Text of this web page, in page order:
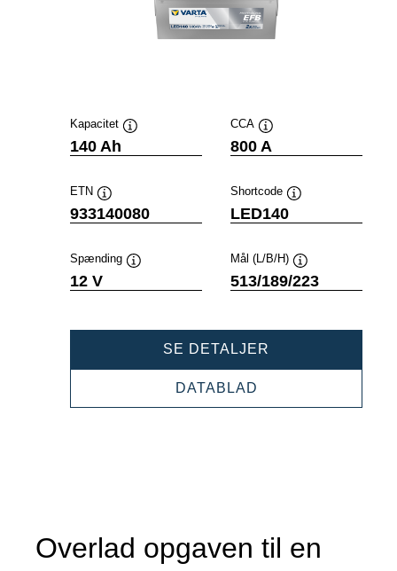
Kapacitet
140 Ah
CCA
Værktøjstip
800 A
ETN
Værktøjstip
933140080
Shortcode
LED140
Spænding
12 V
Mål (L/B/H)
Værktøjstip
513/189/223
SE DETALJER
DATABLAD
Overlad opgaven til en